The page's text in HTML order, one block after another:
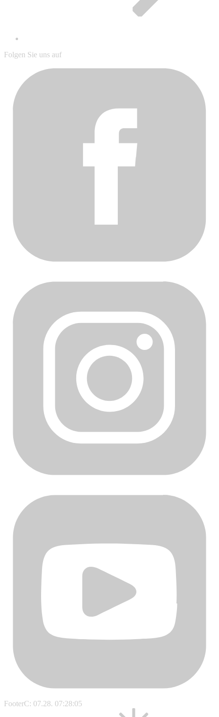
Folgen Sie uns auf
FooterC: 07.28. 07:28:05